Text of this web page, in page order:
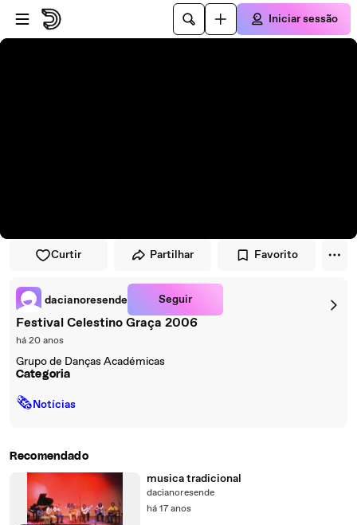
Avançar para o leitor
Avançar para o conteúdo principal
Iniciar sessão
Curtir Partilhar Favorito
dacianoresende Seguir
Festival Celestino Graça 2006
há 20 anos
Grupo de Danças Académicas
Categoria
🗞Notícias
Recomendado
musica tradicional
dacianoresende
há 17 anos